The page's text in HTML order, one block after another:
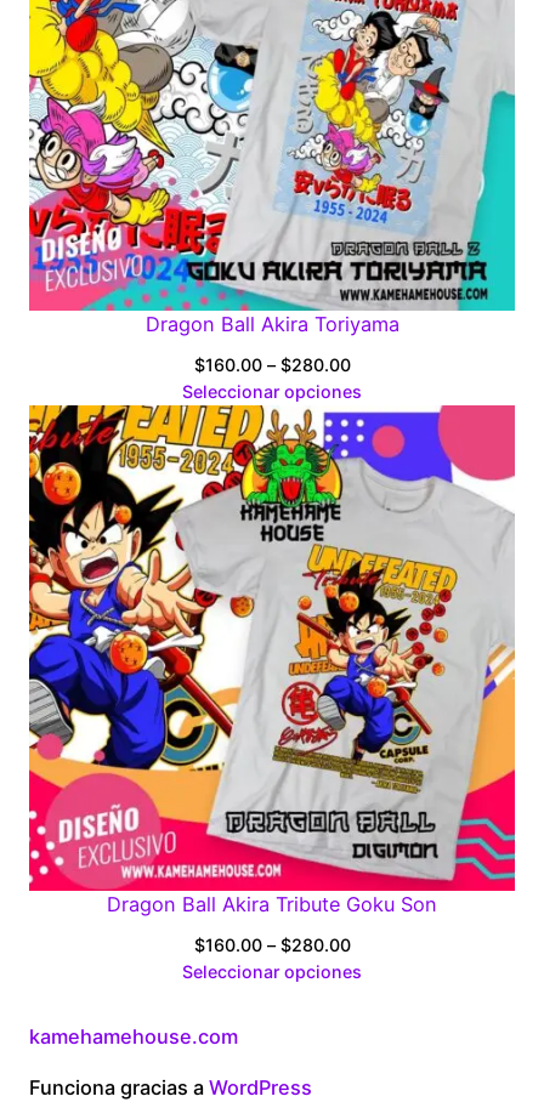
Dragon Ball Akira Toriyama
$160.00 – $280.00Price
range:
$160.00
through
$280.00
Seleccionar opciones
Dragon Ball Akira Tribute Goku Son
$160.00 – $280.00Price
range:
Seleccionar opciones
kamehamehouse.com
Funciona gracias a WordPress